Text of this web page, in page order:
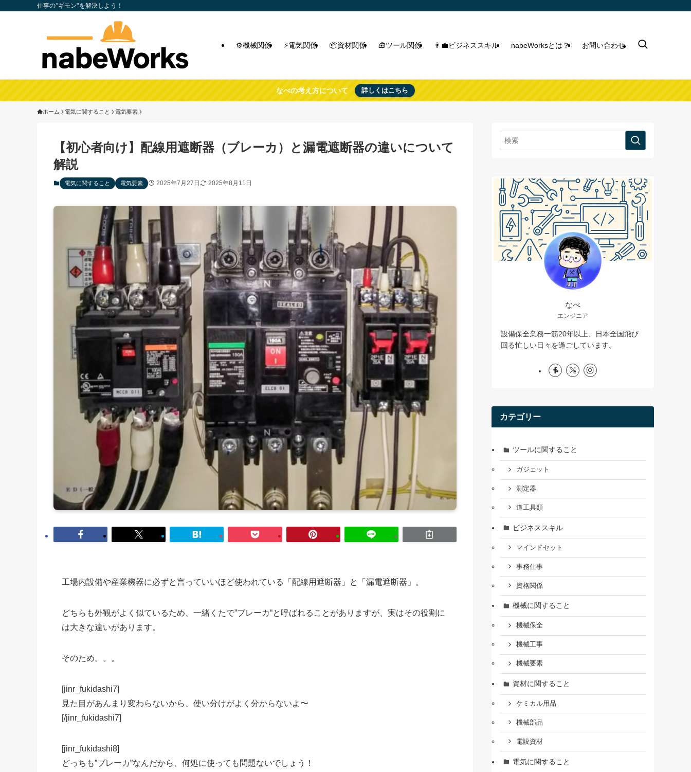
仕事の"ギモン"を解決しよう！
⚙️機械関係 ⚡電気関係 📦資材関係 🧰ツール関係 👨‍💼ビジネススキル nabeWorksとは？ お問い合わせ
なべの考え方について 詳しくはこちら
ホーム 電気に関すること 電気要素
【初心者向け】配線用遮断器（ブレーカ）と漏電遮断器の違いについて
解説
電気に関すること 電気要素 2025年7月27日 2025年8月11日
工場内設備や産業機器に必ずと言っていいほど使われている「 配線用遮断器 」と「 漏電遮断器 」。
どちらも外観がよく似ているため、一緒くたで”ブレーカ“と呼ばれることがありますが、実はその役割に
は大きな違いがあります。
そのため。。。
[jinr_fukidashi7]
見た目があんまり変わらないから、使い分けがよく分からないよ〜
[/jinr_fukidashi7]
[jinr_fukidashi8]
どっちも”ブレーカ”なんだから、何処に使っても問題ないでしょう！
なべ
エンジニア
設備保全業務一筋20年以上、日本全国飛び
回る忙しい日々を過ごしています。
カテゴリー
ツールに関すること
ガジェット
測定器
道工具類
ビジネススキル
マインドセット
事務仕事
資格関係
機械に関すること
機械保全
機械工事
機械要素
資材に関すること
ケミカル用品
機械部品
電設資材
電気に関すること